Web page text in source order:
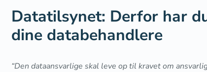
Datatilsynet: Derfor har
dine databehandlere
“Den dataansvarlige skal leve op til kravet om